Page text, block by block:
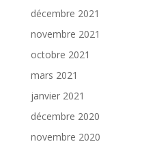
décembre 2021
novembre 2021
octobre 2021
mars 2021
janvier 2021
décembre 2020
novembre 2020